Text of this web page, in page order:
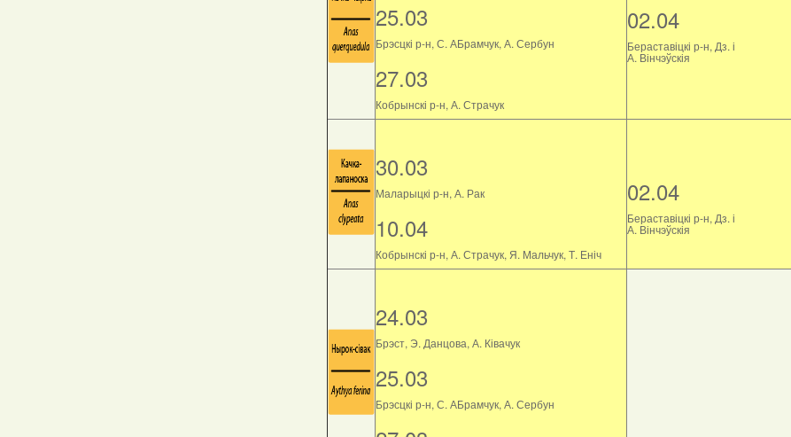
25.03
Брэсцкі р-н, С. АБрамчук, А. Сербун
27.03
Кобрынскі р-н, А. Страчук
02.04
Бераставіцкі р-н, Дз. і
А. Вінчэўскія
30.03
Маларыцкі р-н, А. Рак
10.04
Кобрынскі р-н, А. Страчук, Я. Мальчук, Т. Еніч
02.04
Бераставіцкі р-н, Дз. і
А. Вінчэўскія
24.03
Брэст, Э. Данцова, А. Ківачук
25.03
Брэсцкі р-н, С. АБрамчук, А. Сербун